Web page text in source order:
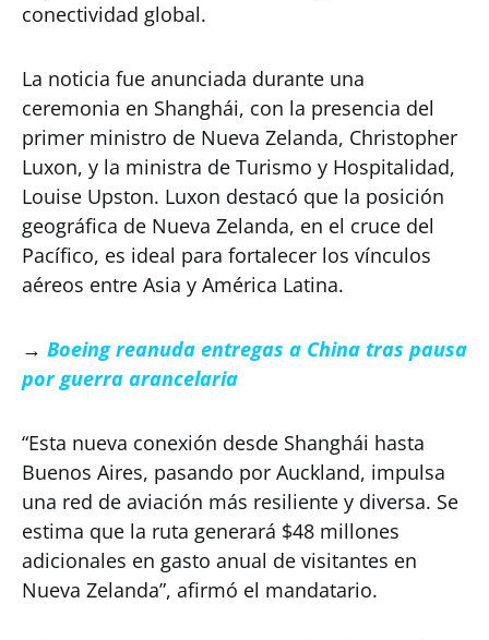
conectividad global.
La noticia fue anunciada durante una
ceremonia en Shanghái, con la presencia del
primer ministro de Nueva Zelanda, Christopher
Luxon, y la ministra de Turismo y Hospitalidad,
Louise Upston. Luxon destacó que la posición
geográfica de Nueva Zelanda, en el cruce del
Pacífico, es ideal para fortalecer los vínculos
aéreos entre Asia y América Latina.
→ Boeing reanuda entregas a China tras pausa
por guerra arancelaria
“Esta nueva conexión desde Shanghái hasta
Buenos Aires, pasando por Auckland, impulsa
una red de aviación más resiliente y diversa. Se
estima que la ruta generará $48 millones
adicionales en gasto anual de visitantes en
Nueva Zelanda”, afirmó el mandatario.